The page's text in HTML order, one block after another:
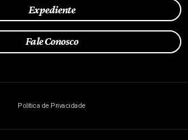
Expediente
Fale Conosco
Política de Privacidade